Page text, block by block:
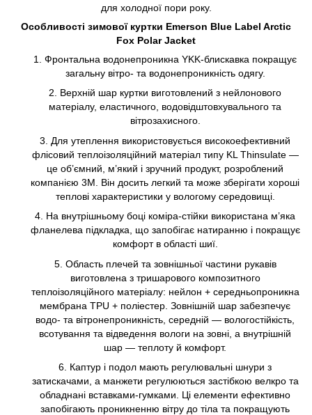
для холодної пори року.
Особливості зимової куртки Emerson Blue Label Arctic
Fox Polar Jacket
Фронтальна водонепроникна YKK-блискавка покращує
загальну вітро- та водонепроникність одягу.
Верхній шар куртки виготовлений з нейлонового
матеріалу, еластичного, водовідштовхувального та
вітрозахисного.
Для утеплення використовується високоефективний
флісовий теплоізоляційний матеріал типу KL Thinsulate —
це об’ємний, м’який і зручний продукт, розроблений
компанією 3M. Він досить легкий та може зберігати хороші
теплові характеристики у вологому середовищі.
На внутрішньому боці коміра-стійки використана м’яка
фланелева підкладка, що запобігає натиранню і покращує
комфорт в області шиї.
Область плечей та зовнішньої частини рукавів
виготовлена ​​з тришарового композитного
теплоізоляційного матеріалу: нейлон + середньопроникна
мембрана TPU + поліестер. Зовнішній шар забезпечує
водо- та вітронепроникність, середній — вологостійкість,
всотування та відведення вологи на зовні, а внутрішній
шар — теплоту й комфорт.
Каптур і подол мають регулювальні шнури з
затискачами, а манжети регулюються застібкою велкро та
обладнані вставками-гумками. Ці елементи ефективно
запобігають проникненню вітру до тіла та покращують